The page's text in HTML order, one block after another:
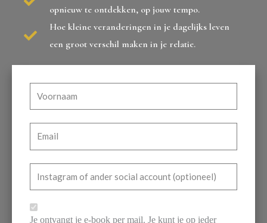
opnieuw te ontdekken, op jouw tempo.
Hoe kleine veranderingen in je dagelijks leven
een groot verschil maken in je relatie.
Je ontvangt je e-book per mail. Je kunt je op ieder